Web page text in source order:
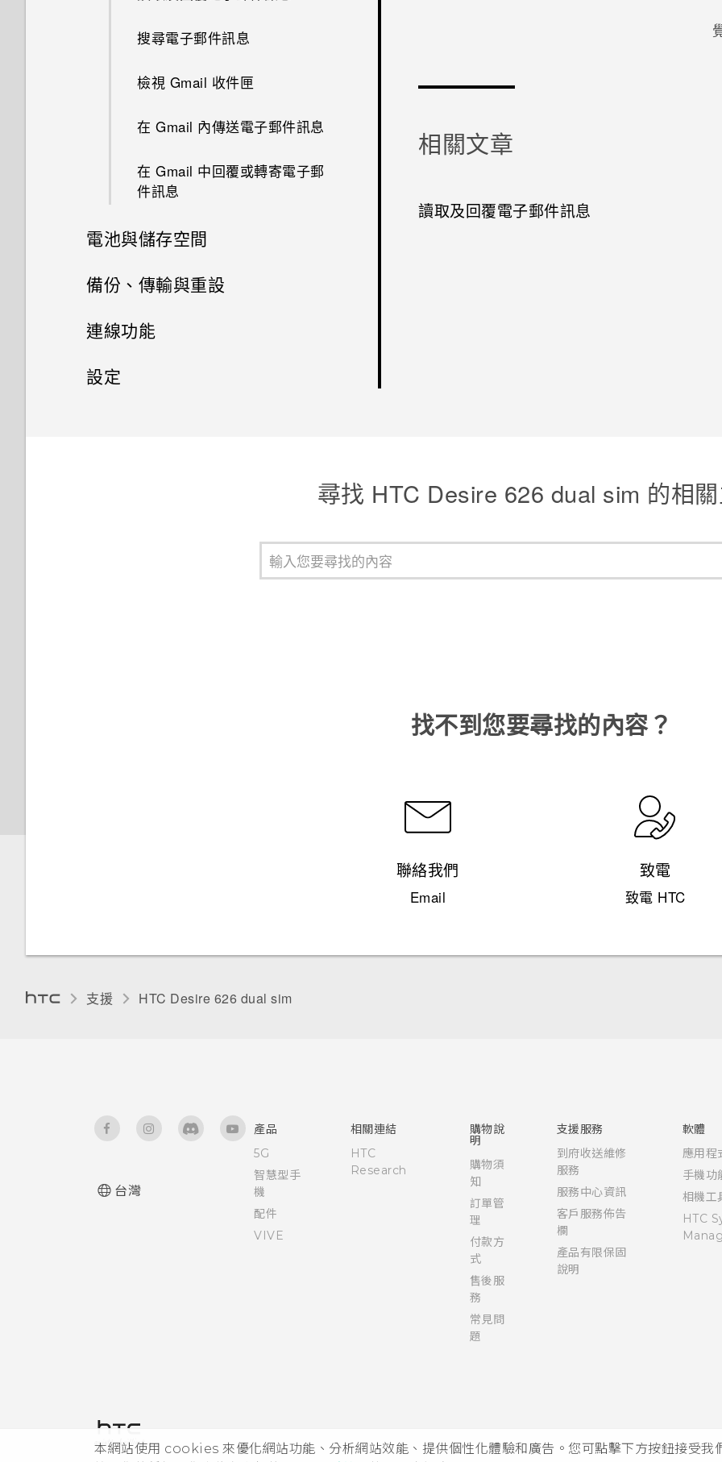
本網站使用 cookies 來優化網站功能、分析網站效能、提供個性化體驗和廣告。您可點擊下方按鈕接受
變更鈴聲和通知音效
擷取 HTC Desire 626 dual sim
分享文字
HTC Sense 鍵盤
輸入文字
使用文字預測輸入文字
延長電池使用時間的提示
在地圖上移動
從 SIM 卡匯入聯絡人
從儲存空間匯入聯絡人
傳送聯絡人資訊
聯絡人群組
搜尋電子郵件訊息
檢視 Gmail 收件匣
在 Gmail 內傳送電子郵件訊息
在 Gmail 中回覆或轉寄電子郵
件訊息
電池與儲存空間
儲存空間和檔案
儲存空間類型
備份、傳輸與重設
備份及重設
將資料、媒體和應用程式備份至
重新啟動 HTC Desire 626 dual
連線功能
網際網路連線
連線到虛擬私有網路 (VPN)
設定
選擇要連線到 4G/3G 網路的卡
為 Nano SIM 卡指派 PIN 碼
相關文章
讀取及回覆電子郵件訊息
尋找 HTC Desire 626 dual sim 的相
找不到您要尋找的內容？
聯絡我們
Email
致電
致電 HTC
支援 HTC Desire 626 dual sim‎
台灣
產品
5G
智慧型手
機
配件
VIVE
相關連結
HTC
Research
購物說
明
購物須
知
訂單管
理
付款方
式
售後服
務
常見問
題
支援服務
到府收送維修
服務
服務中心資訊
客戶服務佈告
欄
產品有限保固
說明
軟體
應用程
手機功
相機工
HTC